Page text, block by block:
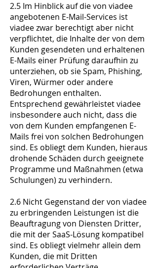
2.5 Im Hinblick auf die von viadee
angebotenen E-Mail-Services ist
viadee zwar berechtigt aber nicht
verpflichtet, die Inhalte der von dem
Kunden gesendeten und erhaltenen
E-Mails einer Prüfung daraufhin zu
unterziehen, ob sie Spam, Phishing,
Viren, Würmer oder andere
Bedrohungen enthalten.
Entsprechend gewährleistet viadee
insbesondere auch nicht, dass die
von dem Kunden empfangenen E-
Mails frei von solchen Bedrohungen
sind. Es obliegt dem Kunden, hieraus
drohende Schäden durch geeignete
Programme und Maßnahmen (etwa
Schulungen) zu verhindern.
2.6 Nicht Gegenstand der von viadee
zu erbringenden Leistungen ist die
Beauftragung von Diensten Dritter,
die mit der SaaS-Lösung kompatibel
sind. Es obliegt vielmehr allein dem
Kunden, die mit Dritten